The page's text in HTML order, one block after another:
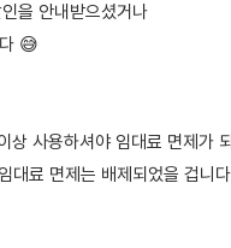
을 안내받으셨거나
😅
사용하셔야 임대료 면제가
대료 면제는 배제되었을 겁니